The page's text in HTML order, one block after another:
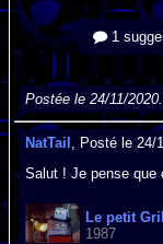
1
Postée le 24/11/2020.
NatTail , Posté le 24/
Salut ! Je pense que
Le petit
1987